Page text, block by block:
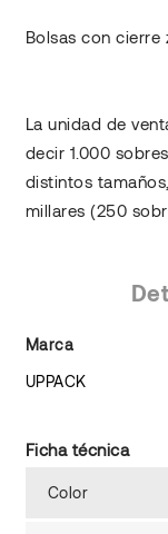
Bolsas con cierre
La unidad de
decir 1.000
distintos
millares (250
Marca
UPPACK
Ficha técnica
Color